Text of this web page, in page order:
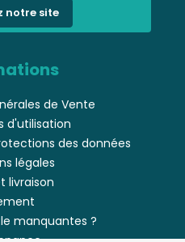
notre site
de Vente
d'utilisation
des données
légales
livraison
manquantes ?